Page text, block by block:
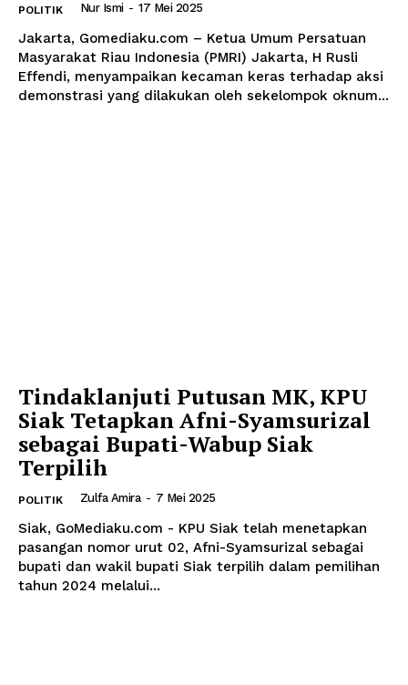
POLITIK Nur Ismi - 17 Mei 2025
Jakarta, Gomediaku.com – Ketua Umum Persatuan
Masyarakat Riau Indonesia (PMRI) Jakarta, H Rusli
Effendi, menyampaikan kecaman keras terhadap aksi
demonstrasi yang dilakukan oleh sekelompok oknum...
Tindaklanjuti Putusan MK, KPU
Siak Tetapkan Afni-Syamsurizal
sebagai Bupati-Wabup Siak
Terpilih
POLITIK Zulfa Amira - 7 Mei 2025
Siak, GoMediaku.com - KPU Siak telah menetapkan
pasangan nomor urut 02, Afni-Syamsurizal sebagai
bupati dan wakil bupati Siak terpilih dalam pemilihan
tahun 2024 melalui...